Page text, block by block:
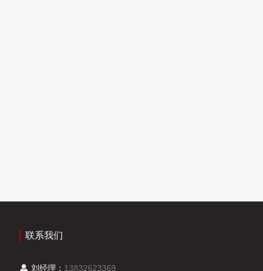
联系我们
刘经理： 13832623369